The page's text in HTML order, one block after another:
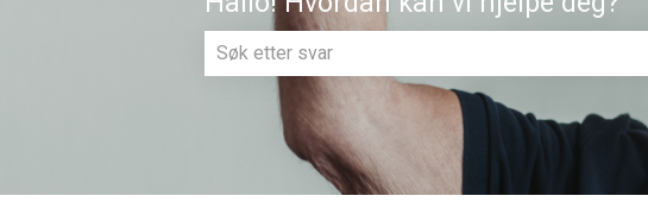
Det finnes ingen forslag fordi søkefeltet er tomt.